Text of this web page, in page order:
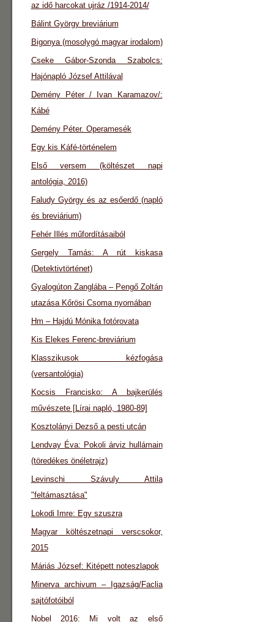
az idő harcokat ujráz /1914-2014/
Bálint György breviárium
Bigonya (mosolygó magyar irodalom)
Cseke Gábor-Szonda Szabolcs:
Hajónapló József Attilával
Demény Péter / Ivan Karamazov/:
Kábé
Demény Péter. Operamesék
Egy kis Káfé-történelem
Első versem (költészet napi
antológia, 2016)
Faludy György és az esőerdő (napló
és breviárium)
Fehér Illés műfordításaiból
Gergely Tamás: A rút kiskasa
(Detektivtörténet)
Gyalogúton Zanglába – Pengő Zoltán
utazása Kőrösi Csoma nyomában
Hm – Hajdú Mónika fotórovata
Kis Elekes Ferenc-breviárium
Klasszikusok kézfogása
(versantológia)
Kocsis Francisko: A bajkerülés
művészete [Lírai napló, 1980-89]
Kosztolányi Dezső a pesti utcán
Lendvay Éva: Pokoli árviz hullámain
(töredékes önéletrajz)
Levinschi Szávuly Attila
"feltámasztása"
Lokodi Imre: Egy szuszra
Magyar költészetnapi verscsokor,
2015
Máriás József: Kitépett noteszlapok
Minerva archivum – Igazság/Faclia
sajtófotóiból
Nobel 2016: Mi volt az első